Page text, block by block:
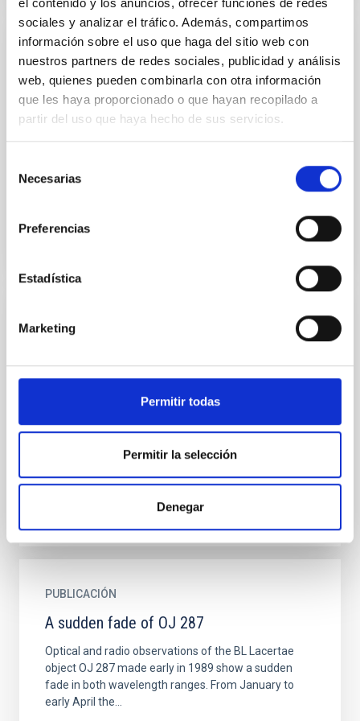
sociales y analizar el tráfico. Además, compartimos
información sobre el uso que haga del sitio web con
nuestros partners de redes sociales, publicidad y análisis
web, quienes pueden combinarla con otra información
que les haya proporcionado o que hayan recopilado a
partir del uso que haya hecho de sus servicios.
Necesarias
Preferencias
Estadística
Marketing
Permitir todas
Permitir la selección
Denegar
A statistical study of the optical spectral
variability in gamma-ray blazars
contribute...
PUBLICACIÓN
active galaxy PKS 0521-365.
Optical spectrophotometry of the active galaxy PKS
together with the analysis of IUE archival spectra.
PUBLICACIÓN
A sudden fade of OJ 287
Optical and radio observations of the BL Lacertae
object OJ 287 made early in 1989 show a sudden
fade in both wavelength ranges. From January to
early April the...